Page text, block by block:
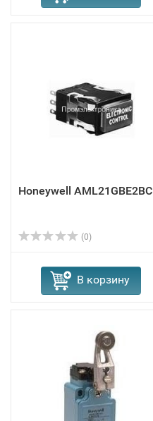
Honeywell AML21GBE2BC
(0)
В корзину